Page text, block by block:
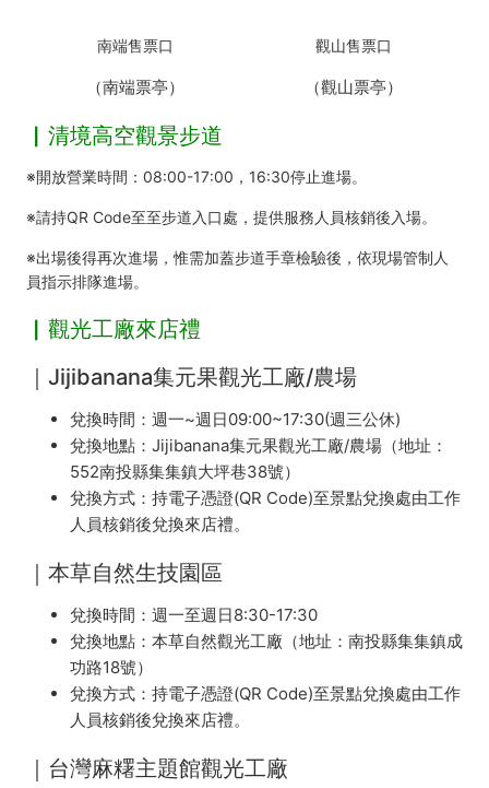
南端售票口
（南端票亭）
觀山售票口
（觀山票亭）
▏清境高空觀景步道
※開放營業時間：08:00-17:00，16:30停止進場。
※請持QR Code至至步道入口處，提供服務人員核銷後入場。
※出場後得再次進場，惟需加蓋步道手章檢驗後，依現場管制人
員指示排隊進場。
▏觀光工廠來店禮
｜Jijibanana集元果觀光工廠/農場
兌換時間：週一~週日09:00~17:30(週三公休)
兌換地點：Jijibanana集元果觀光工廠/農場（地址：
552南投縣集集鎮大坪巷38號）
兌換方式：持電子憑證(QR Code)至景點兌換處由工作
人員核銷後兌換來店禮。
｜本草自然生技園區
兌換時間：週一至週日8:30-17:30
兌換地點：本草自然觀光工廠（地址：南投縣集集鎮成
功路18號）
兌換方式：持電子憑證(QR Code)至景點兌換處由工作
人員核銷後兌換來店禮。
｜台灣麻糬主題館觀光工廠